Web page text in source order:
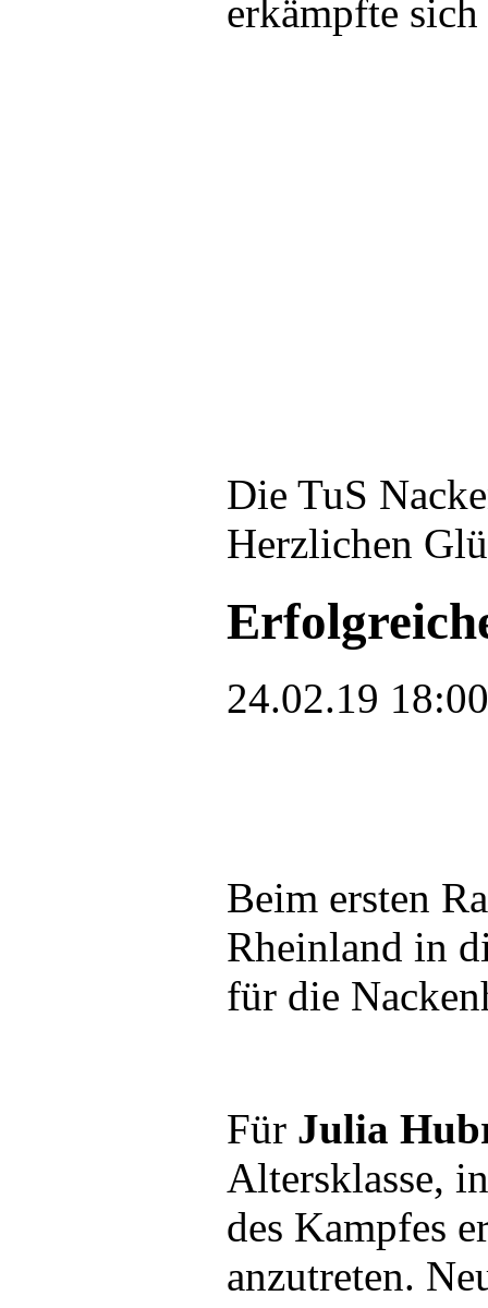
erkämpfte
Die TuS
Herzlichen
24.02.19 18:00
Beim ersten
Rheinland in
für die
Für Julia
Altersklasse,
des Kampfes
anzutreten.